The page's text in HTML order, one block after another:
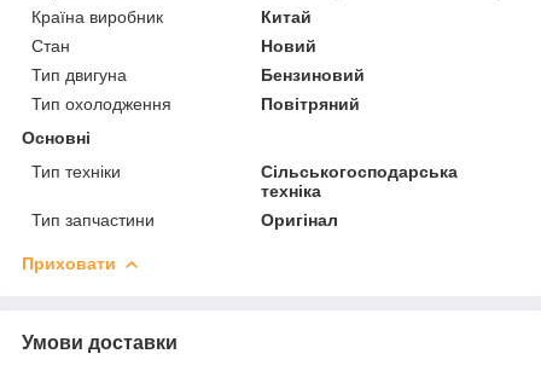
Країна виробник
Китай
Стан
Новий
Тип двигуна
Бензиновий
Тип охолодження
Повітряний
Основні
Тип техніки
Сільськогосподарська
техніка
Тип запчастини
Оригінал
Приховати
Умови доставки